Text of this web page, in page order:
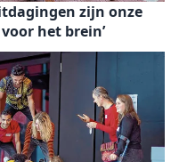
zijn onze
het brein’